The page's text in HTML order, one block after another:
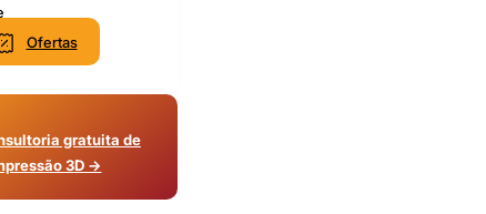
Ofertas
gratuita de
3D →